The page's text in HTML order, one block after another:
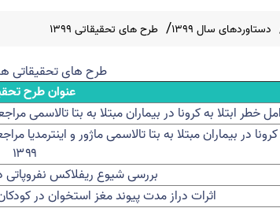
دستاوردهای سال 1399 طرح های تحقیقاتی 1399
طرح های تحقیقاتی
عنوان طرح
خطر ابتلا به کرونا در بیماران مبتلا به بتا تالاسمی
در بیماران مبتلا به بتا تالاسمی ماژور و
۱۳۹۹
بررسی شیوع ریفلاکس نفروپاتی
اثرات دراز مدت پیوند مغز استخوان در